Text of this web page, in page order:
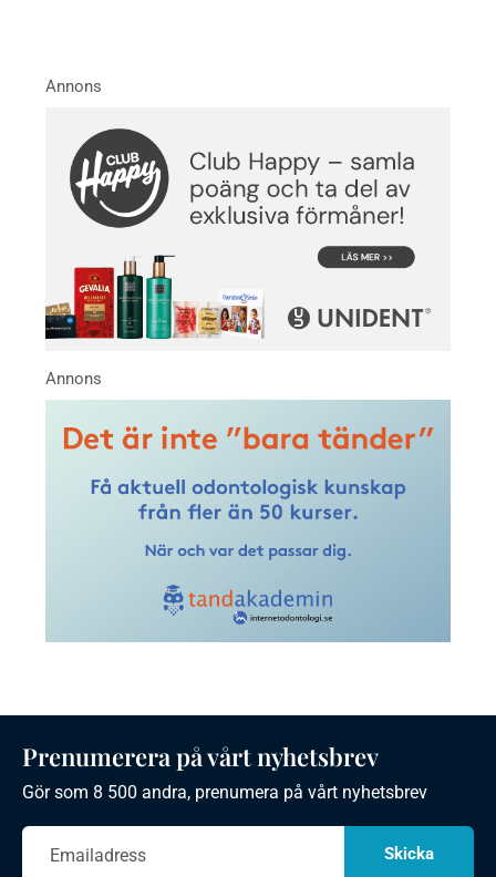
Prenumerera på vårt nyhetsbrev
Gör som 8 500 andra, prenumera på vårt nyhetsbrev